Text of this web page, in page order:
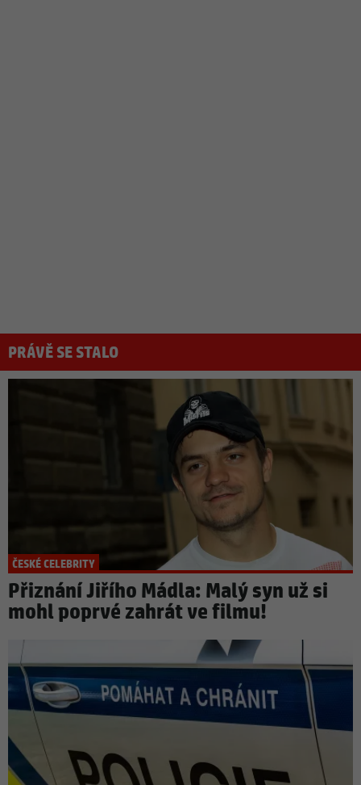
PRÁVĚ SE STALO
ČESKÉ CELEBRITY
Přiznání Jiřího Mádla: Malý syn už si
mohl poprvé zahrát ve filmu!